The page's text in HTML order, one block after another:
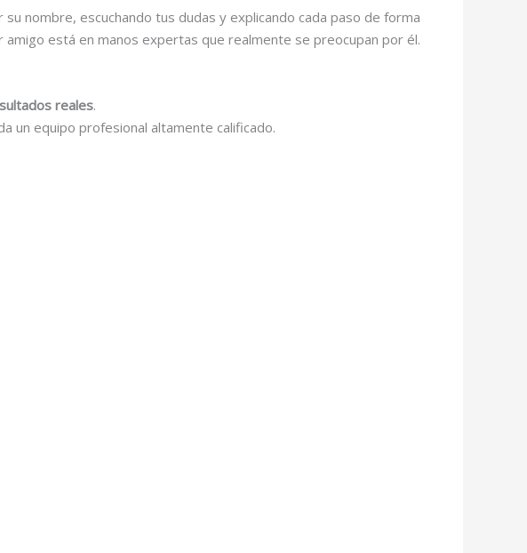
nombre, escuchando tus dudas y explicando cada paso de forma
está en manos expertas que realmente se preocupan por él.
reales.
un equipo profesional altamente calificado.